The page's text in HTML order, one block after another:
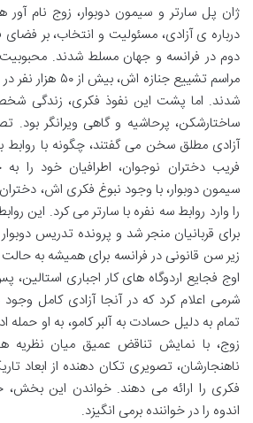
ژان پل سارتر و سیمون دوبوار، زوج نام آور
درباره ی آزادی، مسئولیت و انتخاب، بر
دوم در فرانسه و جهان مسلط شدند.
مراسم تشییع جنازه
شدند. اما پشت این نفوذ فکری، زندگی
ساختارشکن، پرحاشیه و گاهی ویرانگر بود.
آزادی مطلق سخن می گفتند، چگونه با روابط
فریب دختران نوجوان، اطرافیان خود را
سیمون دوبوار، با وجود نبوغ فکری اش،
را وارد روابط سه نفره با سارتر می کرد. این
برای قربانیان منجر شد و پرونده تدریس
زیر سن قانونی در فرانسه برای همیشه به حالت
اوج فجایع اردوگاه های کار اجباری استالین،
شرمی اعلام کرد که در آنجا آزادی کامل
تمام به دلیل حسادت به آلبر کامو، به او
زوج، با نمایش تناقض عمیق میان نظریه
ناهنجارشان، تصویری تکان دهنده از ابعاد
فکری را ارائه می دهند. خواندن این
اندوه را در خواننده برمی انگیزد.